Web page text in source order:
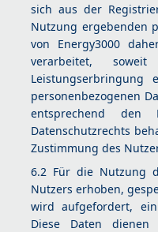
sich aus der
Nutzung ergebenden
von Energy3000
verarbeitet,
Leistungserbringung
personenbezogenen
entsprechend den
Datenschutzrechts
Zustimmung des
6.2 Für die Nutzung
Nutzers erhoben,
wird aufgefordert,
Diese Daten